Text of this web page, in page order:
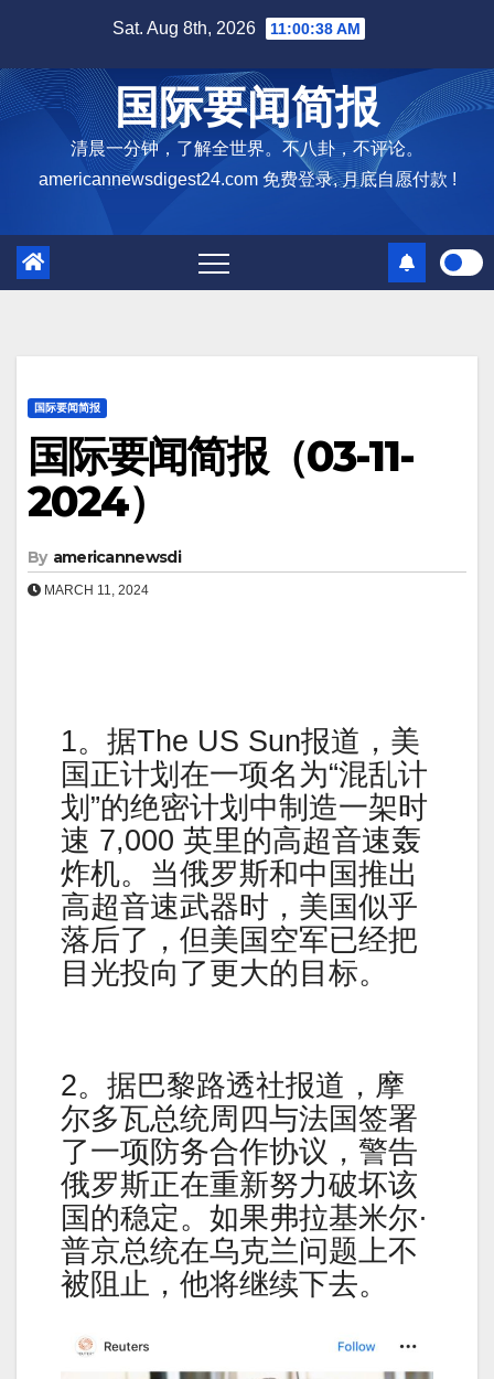
content
Sat. Aug 8th, 2026 11:00:40 AM
国际要闻简报
清晨一分钟，了解全世界。不八卦，不评论。
americannewsdigest24.com 免费登录, 月底自愿付款 !
国际要闻简报
国际要闻简报（03-11-
2024）
By americannewsdi
MARCH 11, 2024
1。据The US Sun报道，美
国正计划在一项名为“混乱计
划”的绝密计划中制造一架时
速 7,000 英里的高超音速轰
炸机。当俄罗斯和中国推出
高超音速武器时，美国似乎
落后了，但美国空军已经把
目光投向了更大的目标。
2。据巴黎路透社报道，摩
尔多瓦总统周四与法国签署
了一项防务合作协议，警告
俄罗斯正在重新努力破坏该
国的稳定。如果弗拉基米尔·
普京总统在乌克兰问题上不
被阻止，他将继续下去。